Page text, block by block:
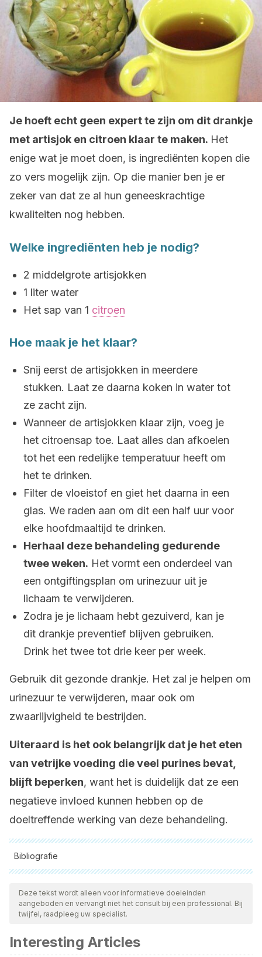
Je hoeft echt geen expert te zijn om dit drankje
met artisjok en citroen klaar te maken. Het
enige wat je moet doen, is ingrediënten kopen die
zo vers mogelijk zijn. Op die manier ben je er
zeker van dat ze al hun geneeskrachtige
kwaliteiten nog hebben.
Welke ingrediënten heb je nodig?
2 middelgrote artisjokken
1 liter water
Het sap van 1 citroen
Hoe maak je het klaar?
Snij eerst de artisjokken in meerdere
stukken. Laat ze daarna koken in water tot
ze zacht zijn.
Wanneer de artisjokken klaar zijn, voeg je
het citroensap toe. Laat alles dan afkoelen
tot het een redelijke temperatuur heeft om
het te drinken.
Filter de vloeistof en giet het daarna in een
glas. We raden aan om dit een half uur voor
elke hoofdmaaltijd te drinken.
Herhaal deze behandeling gedurende
twee weken. Het vormt een onderdeel van
een ontgiftingsplan om urinezuur uit je
lichaam te verwijderen.
Zodra je je lichaam hebt gezuiverd, kan je
dit drankje preventief blijven gebruiken.
Drink het twee tot drie keer per week.
Gebruik dit gezonde drankje. Het zal je helpen om
urinezuur te verwijderen, maar ook om
zwaarlijvigheid te bestrijden.
Uiteraard is het ook belangrijk dat je het eten
van vetrijke voeding die veel purines bevat,
blijft beperken, want het is duidelijk dat ze een
negatieve invloed kunnen hebben op de
doeltreffende werking van deze behandeling.
Bibliografie
Alle aangehaalde bronnen zijn grondig gecontroleerd door
ons team om hun kwaliteit, betrouwbaarheid, actualiteit en
geldigheid te waarborgen. De bibliografie van dit artikel werd
Maiuolo, J., Oppedisano, F., Gratteri, S., Muscoli, C., &
Deze tekst wordt alleen voor informatieve doeleinden
aangeboden en vervangt niet het consult bij een professional. Bij
twijfel, raadpleeg uw specialist.
Interesting Articles